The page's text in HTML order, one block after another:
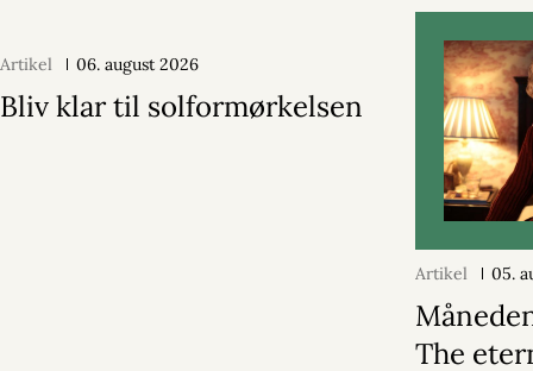
Artikel 06. august 2026
Bliv klar til solformørkelsen
Artikel 05.
The